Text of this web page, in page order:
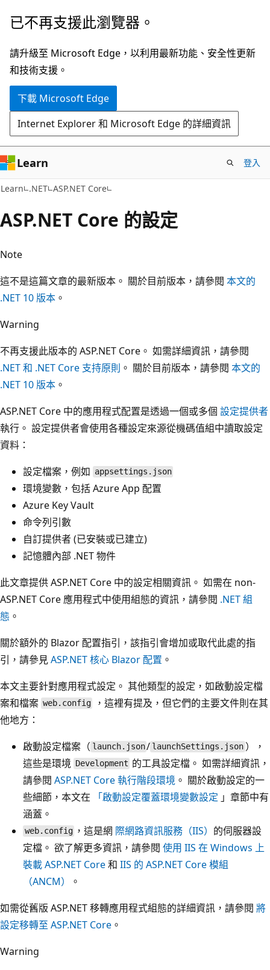
跳
主
要
內
已不再支援此瀏覽器。
請升級至 Microsoft Edge，以利用最新功能、安全性更新
和技術支援。
下載 Microsoft Edge
Internet Explorer 和 Microsoft Edge 的詳細資訊
Learn 登入
Learn .NET ASP.NET Core
ASP.NET Core 的設定
Note
這不是這篇文章的最新版本。 關於目前版本，請參閱 本文的
.NET 10 版本 。
Warning
不再支援此版本的 ASP.NET Core。 如需詳細資訊，請參閱
.NET 和 .NET Core 支持原則 。 關於目前版本，請參閱 本文的
.NET 10 版本 。
ASP.NET Core 中的應用程式配置是透過一個或多個 設定提供者
執行。 設定提供者會使用各種設定來源從機碼值組中讀取設定
資料：
設定檔案，例如 appsettings.json
環境變數，包括 Azure App 配置
Azure Key Vault
命令列引數
自訂提供者 (已安裝或已建立)
記憶體內部 .NET 物件
此文章提供 ASP.NET Core 中的設定相關資訊。 如需在 non-
ASP.NET Core 應用程式中使用組態的資訊，請參閱 .NET 組
態 。
關於額外的 Blazor 配置指引，該指引會增加或取代此處的指
引，請參見ASP.NET 核心 Blazor 配置 。
本文主要針對應用程式設定。 其他類型的設定，如啟動設定檔
案和檔案 web.config
，這裡有提及，但它們的主要文件則在其
他地方：
啟動設定檔案（ launch.json/ launchSettings.json ），
這些是環境 Development 的工具設定檔。 如需詳細資訊，
請參閱 ASP.NET Core 執行階段環境 。 關於啟動設定的一
些細節，本文在
「啟動設定覆蓋環境變數設定 」章節中有
涵蓋。
web.config ，這是網 際網路資訊服務（IIS） 的伺服器設
定檔。 欲了解更多資訊，請參閱 使用 IIS 在 Windows 上
裝載 ASP.NET Core和 IIS 的 ASP.NET Core 模組
（ANCM）
。
如需從舊版 ASP.NET 移轉應用程式組態的詳細資訊，請參閱 將
設定移轉至 ASP.NET Core 。
Warning